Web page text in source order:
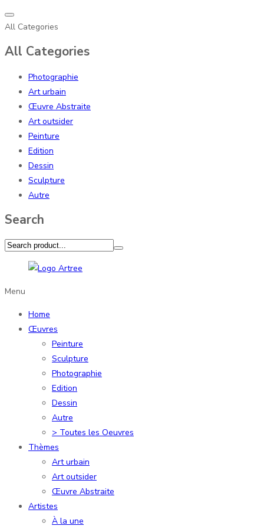
All Categories
All Categories
Photographie
Art urbain
Œuvre Abstraite
Art outsider
Peinture
Edition
Dessin
Sculpture
Autre
Search
Menu
Home
Œuvres
Peinture
Sculpture
Photographie
Edition
Dessin
Autre
> Toutes les Oeuvres
Thèmes
Art urbain
Art outsider
Œuvre Abstraite
Artistes
À la une